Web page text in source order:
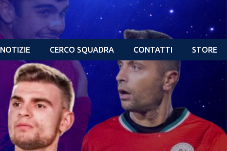
NOTIZIE CERCO SQUADRA CONTATTI STORE